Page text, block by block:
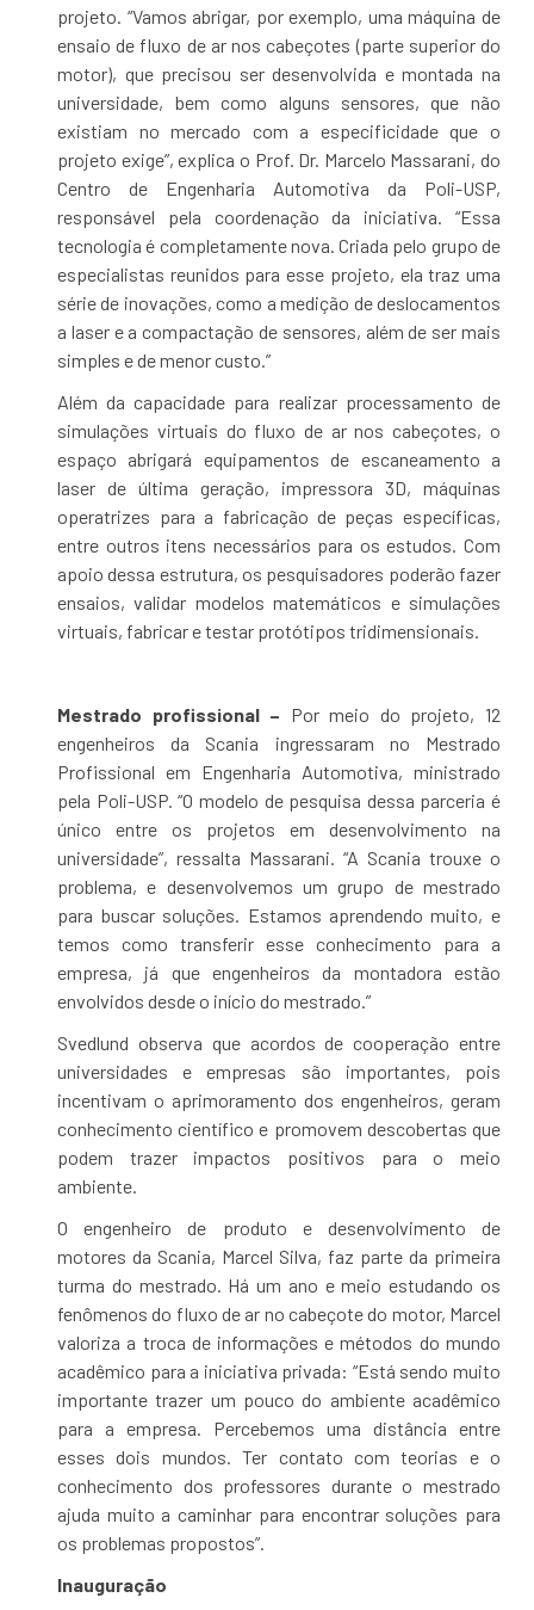
projeto. “Vamos abrigar, por exemplo, uma máquina de
ensaio de fluxo de ar nos cabeçotes (parte superior do
motor), que precisou ser desenvolvida e montada na
universidade, bem como alguns sensores, que não
existiam no mercado com a especificidade que o
projeto exige”, explica o Prof. Dr. Marcelo Massarani, do
Centro de Engenharia Automotiva da Poli-USP,
responsável pela coordenação da iniciativa. “Essa
tecnologia é completamente nova. Criada pelo grupo de
especialistas reunidos para esse projeto, ela traz uma
série de inovações, como a medição de deslocamentos
a laser e a compactação de sensores, além de ser mais
simples e de menor custo.”
Além da capacidade para realizar processamento de
simulações virtuais do fluxo de ar nos cabeçotes, o
espaço abrigará equipamentos de escaneamento a
laser de última geração, impressora 3D, máquinas
operatrizes para a fabricação de peças específicas,
entre outros itens necessários para os estudos. Com
apoio dessa estrutura, os pesquisadores poderão fazer
ensaios, validar modelos matemáticos e simulações
virtuais, fabricar e testar protótipos tridimensionais.
Mestrado profissional – Por meio do projeto, 12
engenheiros da Scania ingressaram no Mestrado
Profissional em Engenharia Automotiva, ministrado
pela Poli-USP. “O modelo de pesquisa dessa parceria é
único entre os projetos em desenvolvimento na
universidade”, ressalta Massarani. “A Scania trouxe o
problema, e desenvolvemos um grupo de mestrado
para buscar soluções. Estamos aprendendo muito, e
temos como transferir esse conhecimento para a
empresa, já que engenheiros da montadora estão
envolvidos desde o início do mestrado.”
Svedlund observa que acordos de cooperação entre
universidades e empresas são importantes, pois
incentivam o aprimoramento dos engenheiros, geram
conhecimento científico e promovem descobertas que
podem trazer impactos positivos para o meio
ambiente.
O engenheiro de produto e desenvolvimento de
motores da Scania, Marcel Silva, faz parte da primeira
turma do mestrado. Há um ano e meio estudando os
fenômenos do fluxo de ar no cabeçote do motor, Marcel
valoriza a troca de informações e métodos do mundo
acadêmico para a iniciativa privada: “Está sendo muito
importante trazer um pouco do ambiente acadêmico
para a empresa. Percebemos uma distância entre
esses dois mundos. Ter contato com teorias e o
conhecimento dos professores durante o mestrado
ajuda muito a caminhar para encontrar soluções para
os problemas propostos”.
Inauguração